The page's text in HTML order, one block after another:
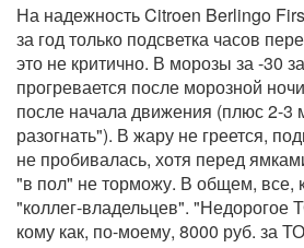
На надежность Citroen Berlingo
за год только подсветка часов
это не критично. В морозы за -30
прогревается после морозной
после начала движения (плюс 2-3
разогнать"). В жару не греется,
не пробивалась, хотя перед
"в пол" не торможу. В общем, все,
"коллег-владельцев". "Недорогое
кому как, по-моему, 8000 руб. за